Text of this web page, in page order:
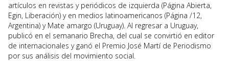
artículos en revistas y periódicos de izquierda (Página Abierta,
Egin, Liberación) y en medios latinoamericanos (Página /12,
Argentina) y Mate amargo (Uruguay). Al regresar a Uruguay,
publicó en el semanario Brecha, del cual se convirtió en editor
de internacionales y ganó el Premio José Martí de Periodismo
por sus análisis del movimiento social.